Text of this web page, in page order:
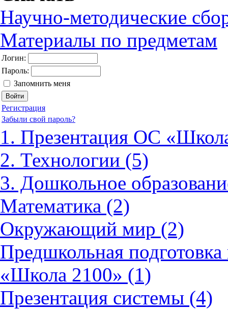
Научно-методические
Материалы по предметам
Логин:
Пароль:
Запомнить меня
Регистрация
Забыли свой пароль?
1. Презентация ОС
2. Технологии (5)
3. Дошкольное
Математика (2)
Окружающий мир (2)
Предшкольная
«Школа 2100» (1)
Презентация системы (4)